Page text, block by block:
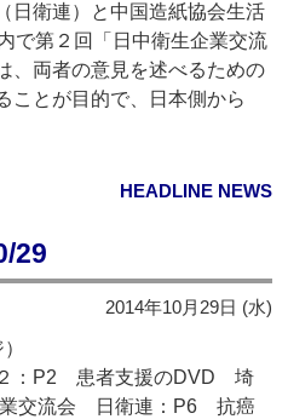
日衛連）と中国造紙協会生活
で第２回「日中衛生企業交流
、両者の意見を述べるための
ことが目的で、日本側から
HEADLINE NEWS
29
2014年10月29日 (水)
：P2 患者支援のDVD 埼
交流会 日衛連：P6 抗癌